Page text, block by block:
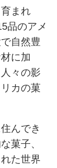
まれ
品のアメ
自然豊
に加
々の影
カの菓
んでき
菓子、
た世界